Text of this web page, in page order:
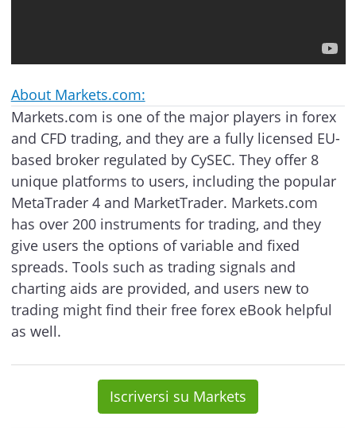
About Markets.com:
Markets.com is one of the major players in forex
and CFD trading, and they are a fully licensed EU-
based broker regulated by CySEC. They offer 8
unique platforms to users, including the popular
MetaTrader 4 and MarketTrader. Markets.com
has over 200 instruments for trading, and they
give users the options of variable and fixed
spreads. Tools such as trading signals and
charting aids are provided, and users new to
trading might find their free forex eBook helpful
as well.
Iscriversi su Markets